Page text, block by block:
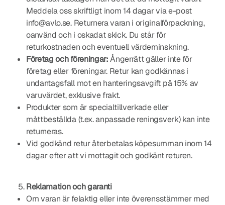
Meddela oss skriftligt inom 14 dagar via e-post
info@avlo.se. Returnera varan i originalförpackning,
oanvänd och i oskadat skick. Du står för
returkostnaden och eventuell värdeminskning.
Företag och föreningar:Ångerrätt gäller inte för
företag eller föreningar. Retur kan godkännas i
undantagsfall mot en hanteringsavgift på 15% av
varuvärdet, exklusive frakt.
Produkter som är specialtillverkade eller
måttbeställda (t.ex. anpassade reningsverk) kan inte
returneras.
Vid godkänd retur återbetalas köpesumman inom 14
dagar efter att vi mottagit och godkänt returen.
Reklamation och garanti
Om varan är felaktig eller inte överensstämmer med